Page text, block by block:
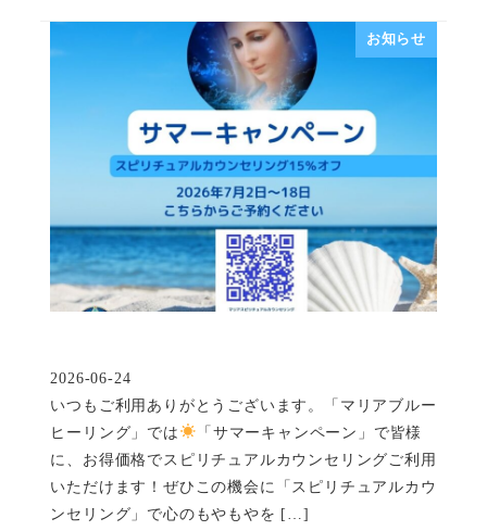
お知らせ
いつもご利用ありがとうございます。「マリアブルー
ヒーリング」では
「サマーキャンペーン」で皆様
に、お得価格でスピリチュアルカウンセリングご利用
いただけます！ぜひこの機会に「スピリチュアルカウ
ンセリング」で心のもやもやを […]
2026-06-24